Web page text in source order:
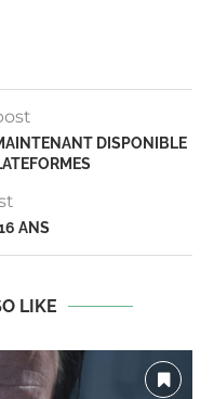
DISPONIBLE
ANS
LIKE